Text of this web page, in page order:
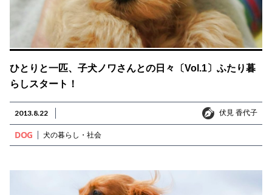
ひとりと一匹、子犬ノワさんとの日々〔Vol.1〕ふたり暮
らしスタート！
2013.8.22 伏見 香代子
伏見 香代子
DOG 犬の暮らし・社会